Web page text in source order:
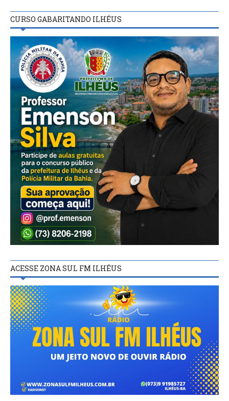
CURSO GABARITANDO ILHÉUS
ACESSE ZONA SUL FM ILHÉUS